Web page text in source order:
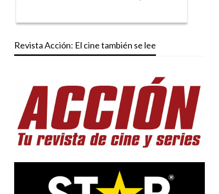
Revista Acción: El cine también se lee